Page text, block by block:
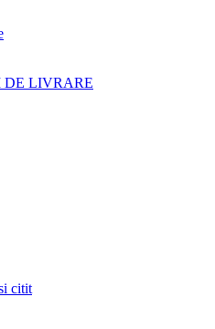
DE LIVRARE
citit